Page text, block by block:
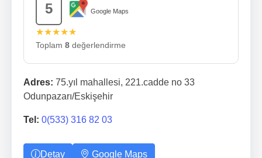
5 Google Maps
★★★★★
Toplam 8 değerlendirme
Adres: 75.yıl mahallesi, 221.cadde no 33
Odunpazarı/Eskişehir
Tel: 0(533) 316 82 03
Detay Google Maps